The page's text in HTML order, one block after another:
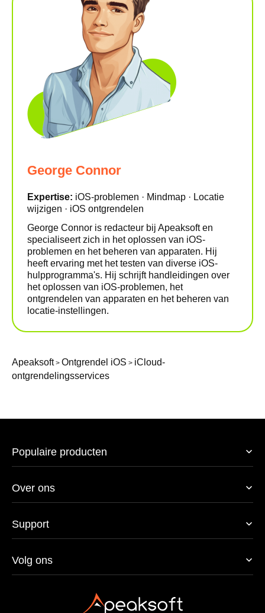
George Connor
Expertise: iOS-problemen · Mindmap · Locatie
wijzigen · iOS ontgrendelen
George Connor is redacteur bij Apeaksoft en
specialiseert zich in het oplossen van iOS-
problemen en het beheren van apparaten. Hij
heeft ervaring met het testen van diverse iOS-
hulpprogramma's. Hij schrijft handleidingen over
het oplossen van iOS-problemen, het
ontgrendelen van apparaten en het beheren van
locatie-instellingen.
Apeaksoft> Ontgrendel iOS > iCloud-
ontgrendelingsservices
Populaire producten
Over ons
Support
Volg ons